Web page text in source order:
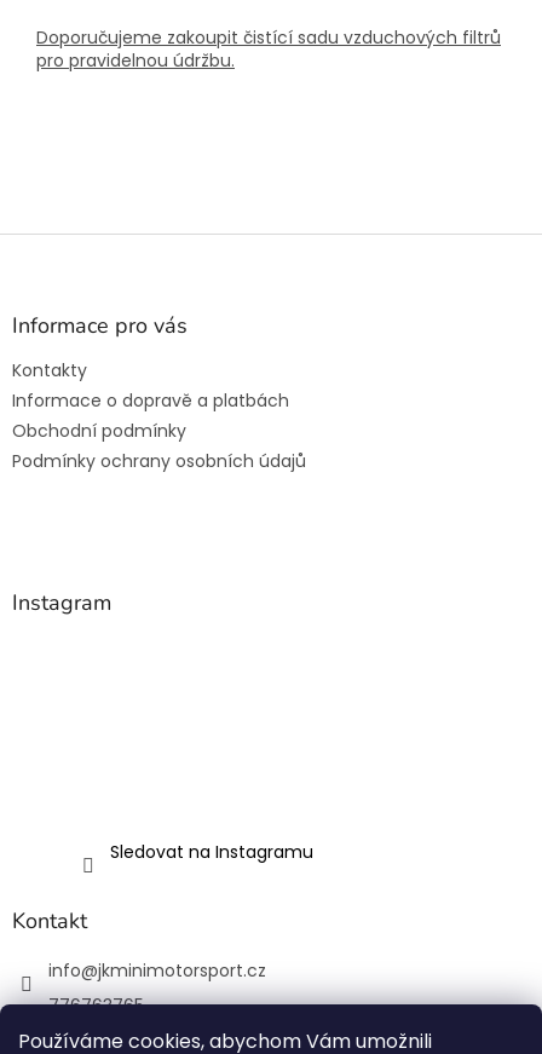
Používáme cookies, abychom Vám umožnili
Doporučujeme zakoupit čistící sadu vzduchových filtrů
pro pravidelnou údržbu.
Z
Informace pro vás
Kontakty
Informace o dopravě a platbách
Obchodní podmínky
Podmínky ochrany osobních údajů
Instagram
Sledovat na Instagramu
Kontakt
info@jkminimotorsport.cz
776763765
JK MINI Motorsport